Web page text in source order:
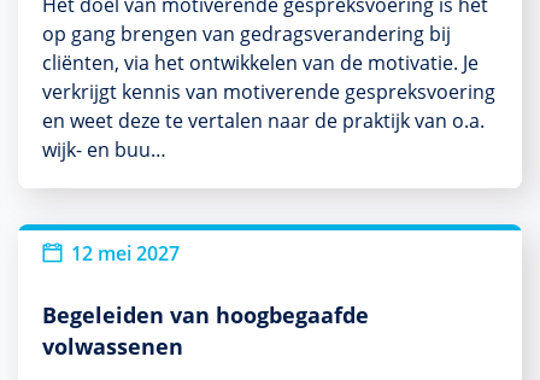
op gang brengen van gedragsverandering bij
cliënten, via het ontwikkelen van de motivatie. Je
verkrijgt kennis van motiverende gespreksvoering
en weet deze te vertalen naar de praktijk van o.a.
wijk- en buu…
12 mei 2027
Begeleiden van hoogbegaafde
volwassenen